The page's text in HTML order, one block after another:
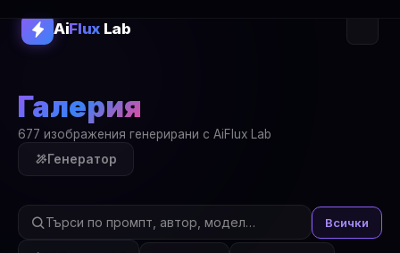
AiFluxLab
Галерия
677 изображения генерирани с AiFlux Lab
Генератор
Всички